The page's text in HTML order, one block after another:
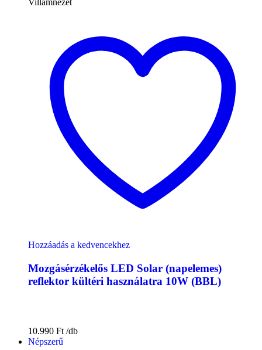
Villámnézet
Hozzáadás a kedvencekhez
Mozgásérzékelős LED Solar (napelemes)
reflektor kültéri használatra 10W (BBL)
10.990 Ft
Népszerű